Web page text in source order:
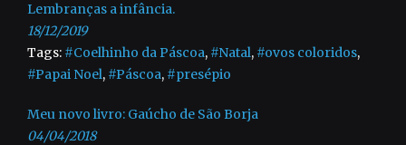
Lembranças a infância.
18/12/2019
Tags: #Coelhinho da Páscoa, #Natal, #ovos coloridos,
#Papai Noel, #Páscoa, #presépio
Meu novo livro: Gaúcho de São Borja
04/04/2018